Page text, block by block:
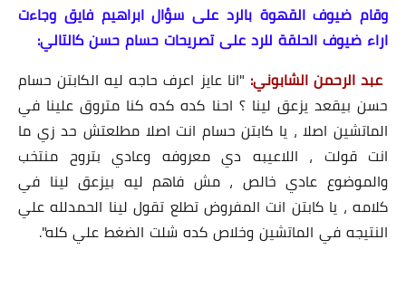
وقام ضيوف القهوة بالرد على سؤال ابراهيم فايق وجاءت
اراء ضيوف الحلقة للرد على تصريحات حسام حسن كالتالي:
عبد الرحمن الشابوني: "انا عايز اعرف حاجه ليه الكابتن حسام
حسن بيقعد يزعق لينا ؟ احنا كده كده كنا متروق علينا في
الماتشين اصلا ، يا كابتن حسام انت اصلا مطلعتش حد زي ما
انت قولت ، اللاعيبه دي معروفه وعادي بتروح منتخب
والموضوع عادي خالص ، مش فاهم ليه بيزعق لينا في
كلامه ، يا كابتن انت المفروض تطلع تقول لينا الحمدلله علي
النتيجه في الماتشين وخلاص كده شلت الضغط علي كله".